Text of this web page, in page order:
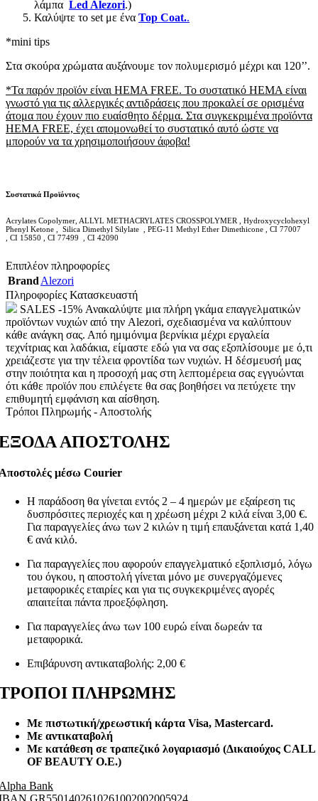
λάμπα Led Alezori.)
Καλύψτε το set με ένα Top Coat..
*mini tips
Στα σκούρα χρώματα αυξάνουμε τον πολυμερισμό μέχρι και 120’’.
*Τα παρόν προϊόν είναι HEMA FREE. Το συστατικό HEMA είναι
γνωστό για τις αλλεργικές αντιδράσεις που προκαλεί σε ορισμένα
άτομα που έχουν πιο ευαίσθητο δέρμα. Στα συγκεκριμένα προϊόντα
HEMA FREE, έχει απομονωθεί το συστατικό αυτό ώστε να
μπορούν να τα χρησιμοποιήσουν άφοβα!
Συστατικά Προϊόντος
Acrylates Copolymer, ALLYL METHACRYLATES CROSSPOLYMER , Hydroxycyclohexyl
Phenyl Ketone , Silica Dimethyl Silylate , PEG-11 Methyl Ether Dimethicone , CI 77007
, CI 15850 , CI 77499 , CI 42090
Επιπλέον πληροφορίες
Brand Alezori
Πληροφορίες Κατασκευαστή
SALES -15% Ανακαλύψτε μια πλήρη γκάμα επαγγελματικών
προϊόντων νυχιών από την Alezori, σχεδιασμένα να καλύπτουν
κάθε ανάγκη σας. Από ημιμόνιμα βερνίκια μέχρι εργαλεία
τεχνίτριας και λαδάκια, είμαστε εδώ για να σας εξοπλίσουμε με ό,τι
χρειάζεστε για την τέλεια φροντίδα των νυχιών. Η δέσμευσή μας
στην ποιότητα και η προσοχή μας στη λεπτομέρεια σας εγγυώνται
ότι κάθε προϊόν που επιλέγετε θα σας βοηθήσει να πετύχετε την
επιθυμητή εμφάνιση και αίσθηση.
Τρόποι Πληρωμής - Αποστολής
ΑΠΟΣΤΟΛΗΣ
μέσω Courier
Η παράδοση θα γίνεται εντός 2 – 4 ημερών με εξαίρεση τις
δυσπρόσιτες περιοχές και η χρέωση μέχρι 2 κιλά είναι 3,00 €.
Για παραγγελίες άνω των 2 κιλών η τιμή επαυξάνεται κατά 1,40
€ ανά κιλό.
Για παραγγελίες που αφορούν επαγγελματικό εξοπλισμό, λόγω
του όγκου, η αποστολή γίνεται μόνο με συνεργαζόμενες
μεταφορικές εταιρίες και για τις συγκεκριμένες αγορές
απαιτείται πάντα προεξόφληση.
Για παραγγελίες άνω των 100 ευρώ είναι δωρεάν τα
μεταφορικά.
Επιβάρυνση αντικαταβολής: 2,00 €
ΠΛΗΡΩΜΗΣ
Με πιστωτική/χρεωστική κάρτα Visa, Mastercard.
Με αντικαταβολή
Με κατάθεση σε τραπεζικό λογαριασμό (Δικαιούχος CALL
OF BEAUTY O.E.)
Bank